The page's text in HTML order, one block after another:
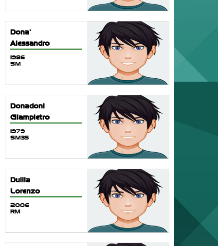
Dona'
Alessandro
1986
SM
Donadoni
Giampietro
1979
SM35
Dullia
Lorenzo
2006
RM